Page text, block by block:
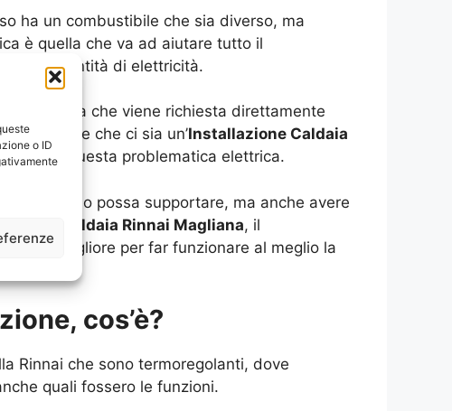
o ID
ha un combustibile che sia diverso, ma
è quella che va ad aiutare tutto il
quantità di elettricità.
elettrica che viene richiesta direttamente
che ci sia un’Installazione Caldaia
questa problematica elettrica.
cosa esso possa supportare, ma anche avere
Caldaia Rinnai Magliana, il
migliore per far funzionare al meglio la
cos’è?
Rinnai che sono termoregolanti, dove
quali fossero le funzioni.